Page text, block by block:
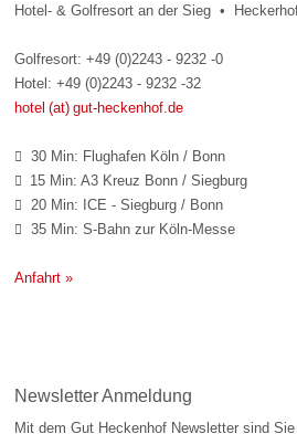
Hotel- & Golfresort an der Sieg •
Golfresort: +49 (0)2243 - 9232 -0
Hotel: +49 (0)2243 - 9232 -32
hotel (at) gut-heckenhof.de
 30 Min: Flughafen Köln / Bonn
 15 Min: A3 Kreuz Bonn / Siegburg
 20 Min: ICE - Siegburg / Bonn
 35 Min: S-Bahn zur Köln-Messe
Anfahrt »
Newsletter Anmeldung
Mit dem Gut Heckenhof Newsletter sind